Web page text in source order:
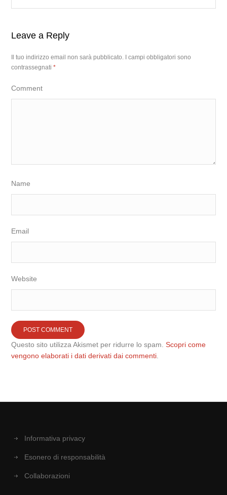
Leave a Reply
Il tuo indirizzo email non sarà pubblicato.
I campi obbligatori sono
contrassegnati*
Comment
Name
Email
Website
Questo sito utilizza Akismet per ridurre lo spam.Scopri come
vengono elaborati i dati derivati dai commenti
Informativa privacy
Esonero di responsabilità
Collaborazioni